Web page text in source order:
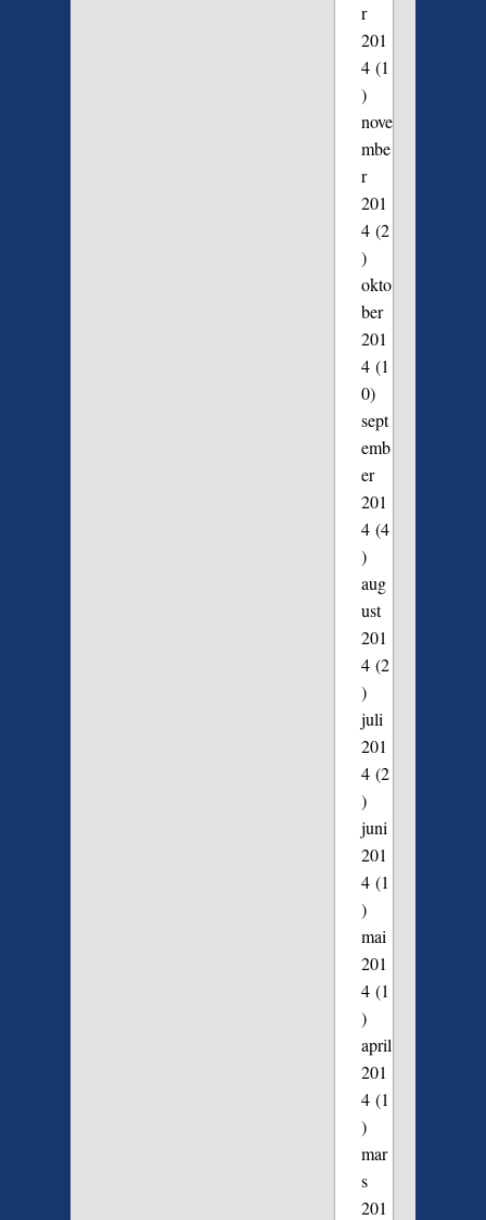
r
201
4(1
)
nove
mbe
r
201
4(2
)
okto
ber
201
4(1
0)
sept
emb
er
201
4(4
)
aug
ust
201
4(2
)
juli
201
4(2
)
juni
201
4(1
)
mai
201
4(1
)
april
201
4(1
)
mar
s
201